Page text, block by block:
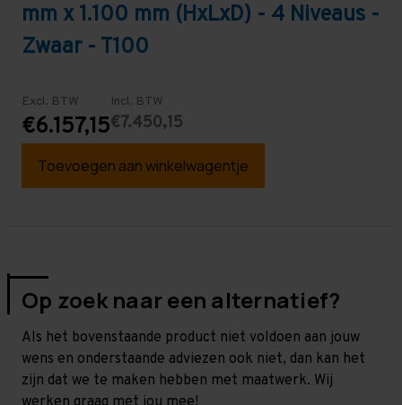
mm x 1.100 mm (HxLxD) - 4 Niveaus -
Zwaar - T100
Excl. BTW
€6.157,15
Incl. BTW
€7.450,15
Toevoegen aan winkelwagentje
Op zoek naar een alternatief?
Als het bovenstaande product niet voldoen aan jouw
wens en onderstaande adviezen ook niet, dan kan het
zijn dat we te maken hebben met maatwerk. Wij